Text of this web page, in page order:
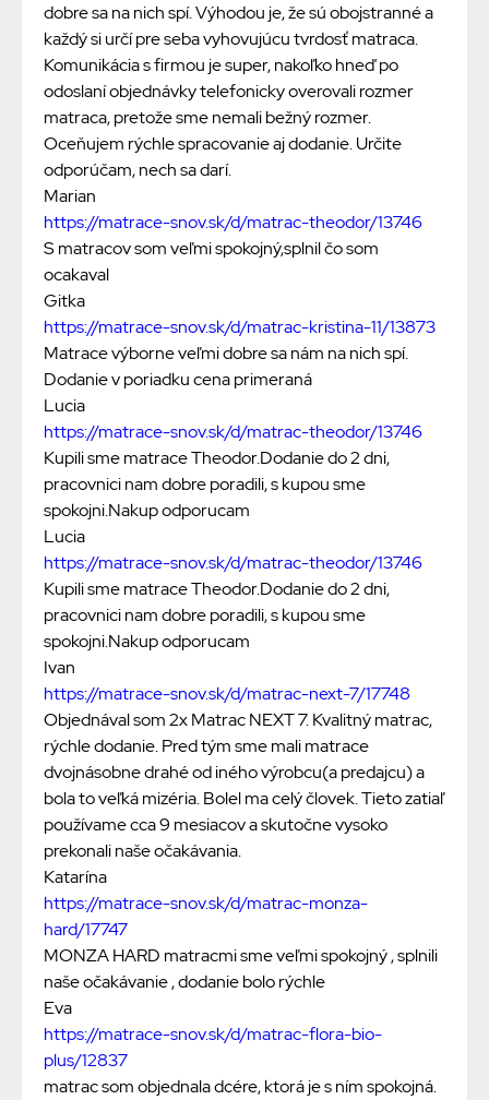
dobre sa na nich spí. Výhodou je, že sú obojstranné a
každý si určí pre seba vyhovujúcu tvrdosť matraca.
Komunikácia s firmou je super, nakoľko hneď po
odoslaní objednávky telefonicky overovali rozmer
matraca, pretože sme nemali bežný rozmer.
Oceňujem rýchle spracovanie aj dodanie. Určite
odporúčam, nech sa darí.
Marian
https://matrace-snov.sk/d/matrac-theodor/13746
S matracov som veľmi spokojný,splnil čo som
ocakaval
Gitka
https://matrace-snov.sk/d/matrac-kristina-11/13873
Matrace výborne veľmi dobre sa nám na nich spí.
Dodanie v poriadku cena primeraná
Lucia
https://matrace-snov.sk/d/matrac-theodor/13746
Kupili sme matrace Theodor.Dodanie do 2 dni,
pracovnici nam dobre poradili, s kupou sme
spokojni.Nakup odporucam
Lucia
https://matrace-snov.sk/d/matrac-theodor/13746
Kupili sme matrace Theodor.Dodanie do 2 dni,
pracovnici nam dobre poradili, s kupou sme
spokojni.Nakup odporucam
Ivan
https://matrace-snov.sk/d/matrac-next-7/17748
Objednával som 2x Matrac NEXT 7. Kvalitný matrac,
rýchle dodanie. Pred tým sme mali matrace
dvojnásobne drahé od iného výrobcu(a predajcu) a
bola to veľká mizéria. Bolel ma celý človek. Tieto zatiaľ
používame cca 9 mesiacov a skutočne vysoko
prekonali naše očakávania.
Katarína
https://matrace-snov.sk/d/matrac-monza-
hard/17747
MONZA HARD matracmi sme veľmi spokojný , splnili
naše očakávanie , dodanie bolo rýchle
Eva
https://matrace-snov.sk/d/matrac-flora-bio-
plus/12837
matrac som objednala dcére, ktorá je s ním spokojná.